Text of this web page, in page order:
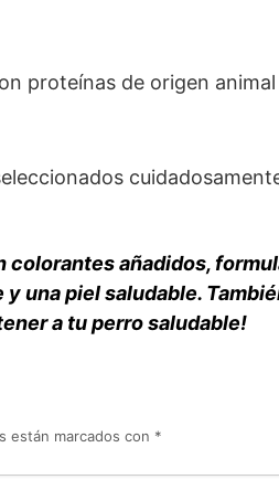
proteínas de origen
añadidos,
una piel saludable.
a tu perro saludable!
están marcados con *